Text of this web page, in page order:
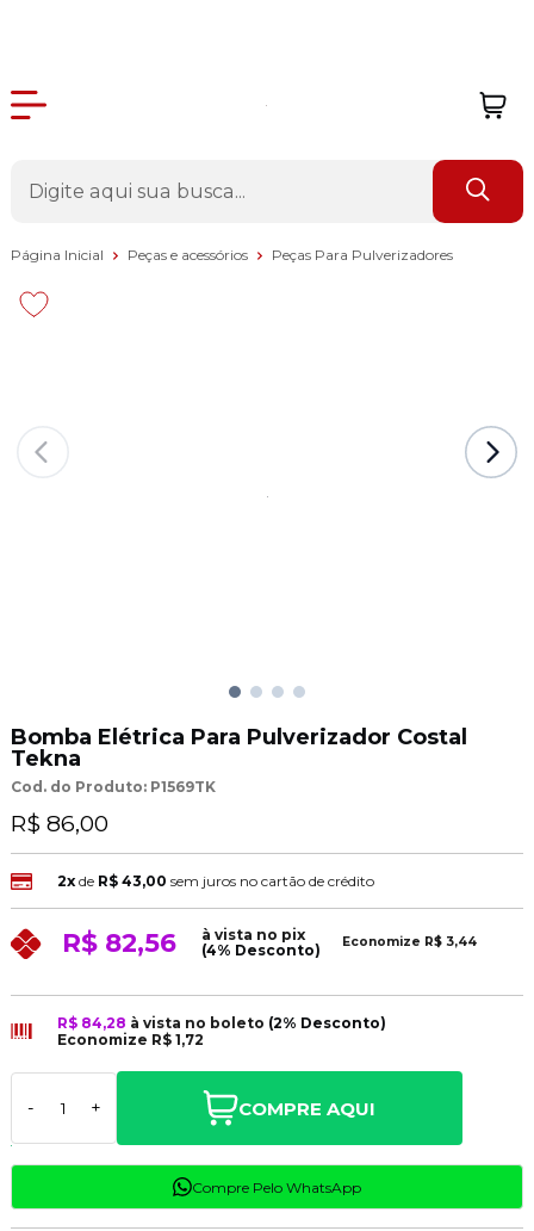
Página Inicial Peças e acessórios Peças Para Pulverizadores
Bomba Elétrica Para Pulverizador Costal
Tekna
Cod. do Produto: P1569TK
R$ 86,00
2xde R$ 43,00 sem juros no cartão de crédito
R$ 82,56
à vista no pix
(4% Desconto)
Economize R$ 3,44
R$ 84,28 à vista no boleto (2% Desconto)
Economize R$ 1,72
- + COMPRE AQUI
Compre Pelo WhatsApp